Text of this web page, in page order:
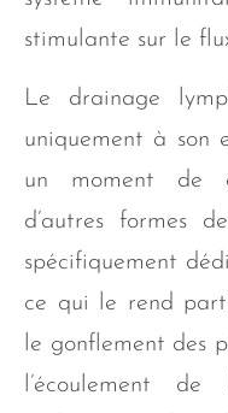
stimulante sur le
Le drainage
uniquement à son
un moment de
d’autres formes
spécifiquement
ce qui le rend
le gonflement des
l’écoulement